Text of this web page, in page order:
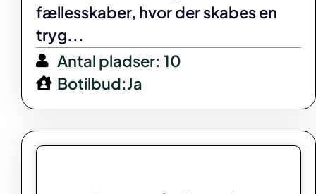
fællesskaber, hvor der skabes en
tryg...
Antal pladser: 10
Botilbud:Ja